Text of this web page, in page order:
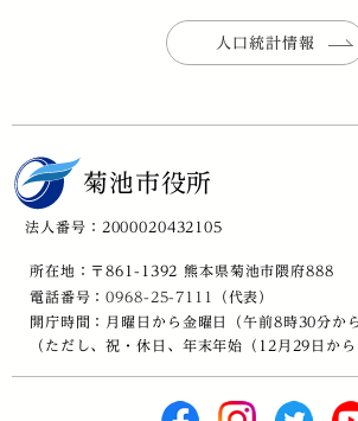
人口統計情報
菊池市役所
法人番号：2000020432105
所在地：〒861-1392 熊本県菊池市隈府888
電話番号：0968-25-7111
（代表）
開庁時間：月曜日から金曜日（午前8時30分か
（ただし、祝・休日、年末年始（12月29日か